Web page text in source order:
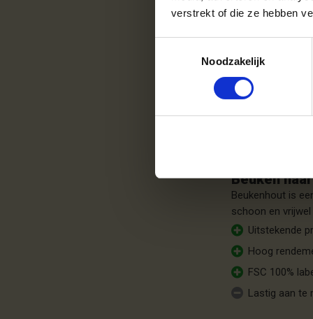
verstrekt of die ze hebben
Noodzakelijk
zonder al te veel
Mooie vlam
Veel warmte
Lastig aan
Beuken
Beukenhout is
schoon en
Uitstekende
Hoog
FSC 100%
Lastig aan te